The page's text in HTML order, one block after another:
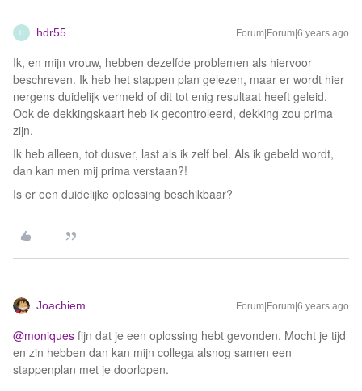
H hdr55 Forum|Forum|6 years ago
Ik, en mijn vrouw, hebben dezelfde problemen als hiervoor
beschreven. Ik heb het stappen plan gelezen, maar er wordt hier
nergens duidelijk vermeld of dit tot enig resultaat heeft geleid.
Ook de dekkingskaart heb ik gecontroleerd, dekking zou prima
zijn.
Ik heb alleen, tot dusver, last als ik zelf bel. Als ik gebeld wordt,
dan kan men mij prima verstaan?!
Is er een duidelijke oplossing beschikbaar?
Joachiem Forum|Forum|6 years ago
@moniques fijn dat je een oplossing hebt gevonden. Mocht je tijd
en zin hebben dan kan mijn collega alsnog samen een
stappenplan met je doorlopen.